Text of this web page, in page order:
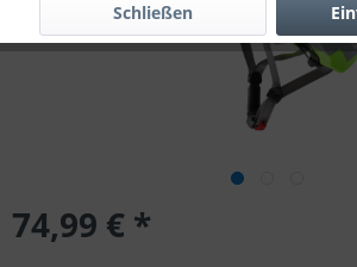
74,99 € *
Schließen